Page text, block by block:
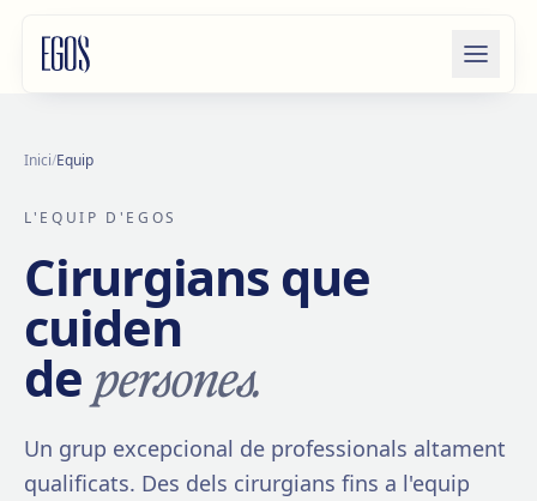
Inici/Equip
L'EQUIP D'EGOS
Cirurgians que
cuiden
depersones.
Un grup excepcional de professionals altament
qualificats. Des dels cirurgians fins a l'equip